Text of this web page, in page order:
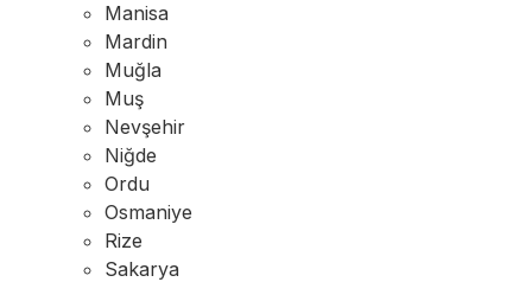
Manisa
Mardin
Muğla
Muş
Nevşehir
Niğde
Ordu
Osmaniye
Rize
Sakarya